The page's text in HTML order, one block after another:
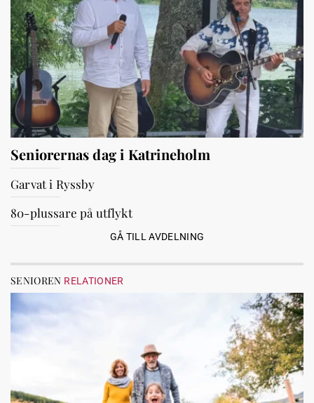
Seniorernas dag i Katrineholm
Garvat i Ryssby
80-plussare på utflykt
GÅ TILL AVDELNING
SENIOREN RELATIONER